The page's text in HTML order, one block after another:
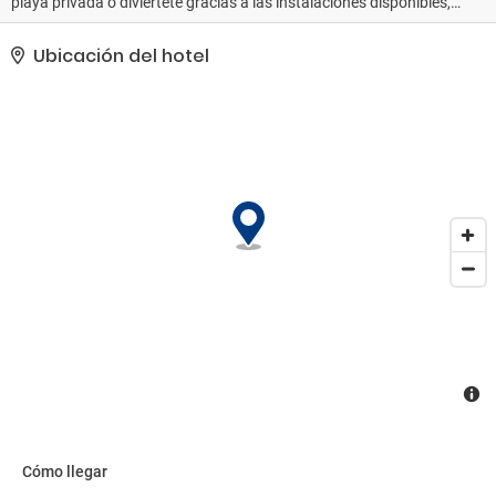
que incluyen un casino y una piscina al aire libre. Encontrarás
además conexión a Internet wifi gratis, servicios de conserjería y
aparcamiento con asistencia gratuito..
Ubicación del hotel
Cómo llegar